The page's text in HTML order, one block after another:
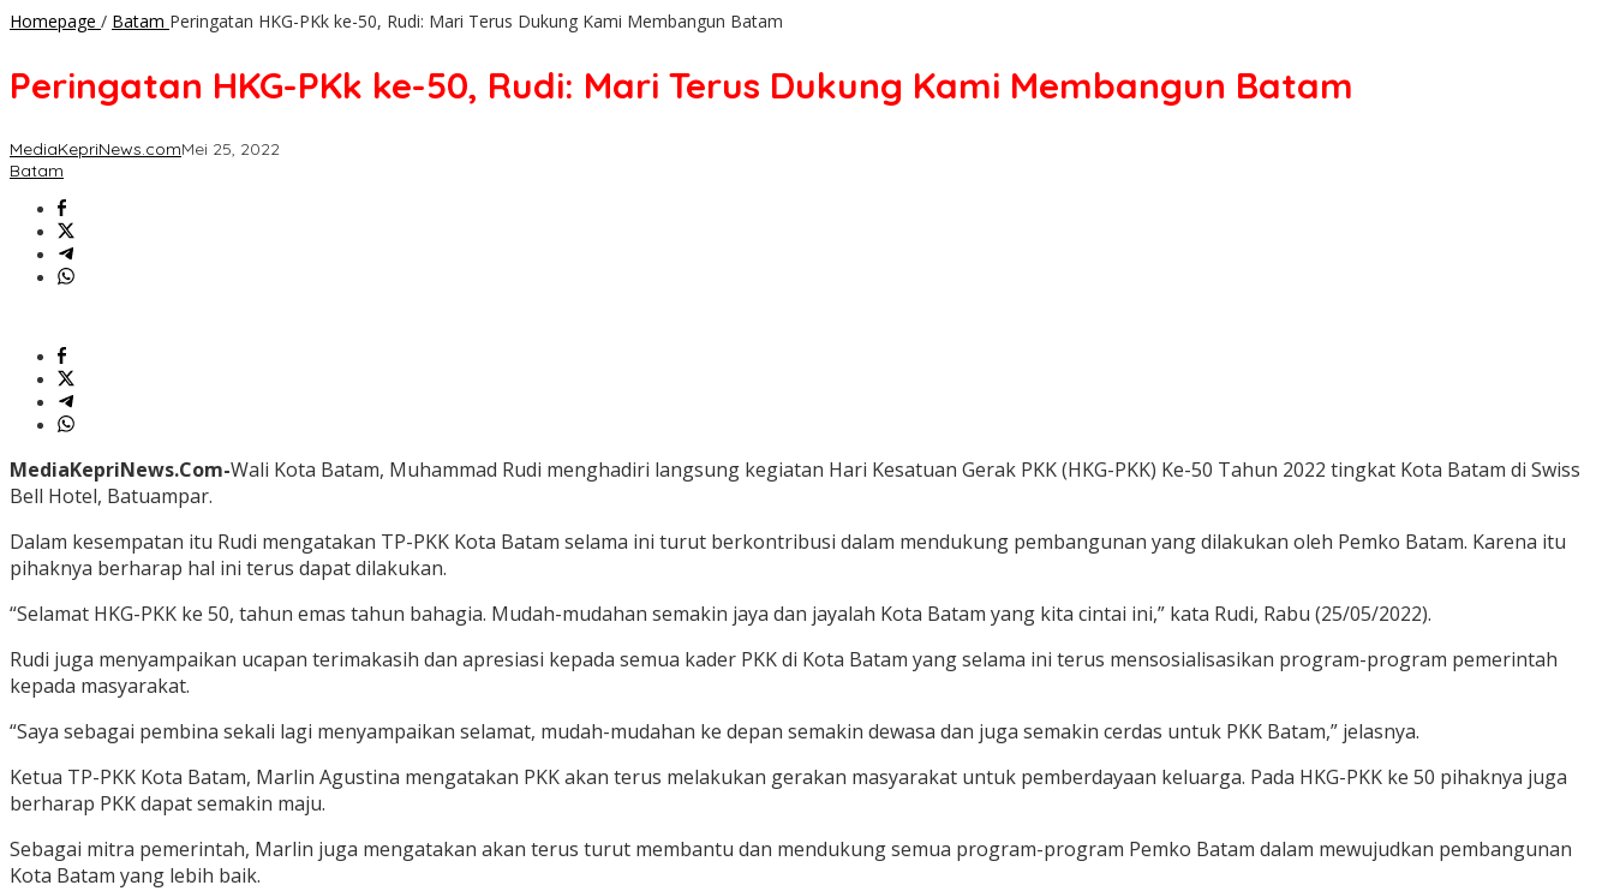
Homepage / Batam Peringatan HKG-PKk ke-50, Rudi: Mari Terus Dukung Kami Membangun Batam
Peringatan HKG-PKk ke-50, Rudi: Mari Terus Dukung Kami Membangun Batam
MediaKepriNews.comMei 25, 2022
Batam
MediaKepriNews.Com-Wali Kota Batam, Muhammad Rudi menghadiri langsung kegiatan Hari Kesatuan Gerak PKK (HKG-PKK) Ke-50 Tahun 2022 tingkat Kota Batam di Swiss
Bell Hotel, Batuampar.
Dalam kesempatan itu Rudi mengatakan TP-PKK Kota Batam selama ini turut berkontribusi dalam mendukung pembangunan yang dilakukan oleh Pemko Batam. Karena itu
pihaknya berharap hal ini terus dapat dilakukan.
“Selamat HKG-PKK ke 50, tahun emas tahun bahagia. Mudah-mudahan semakin jaya dan jayalah Kota Batam yang kita cintai ini,” kata Rudi, Rabu (25/05/2022).
Rudi juga menyampaikan ucapan terimakasih dan apresiasi kepada semua kader PKK di Kota Batam yang selama ini terus mensosialisasikan program-program pemerintah
kepada masyarakat.
“Saya sebagai pembina sekali lagi menyampaikan selamat, mudah-mudahan ke depan semakin dewasa dan juga semakin cerdas untuk PKK Batam,” jelasnya.
Ketua TP-PKK Kota Batam, Marlin Agustina mengatakan PKK akan terus melakukan gerakan masyarakat untuk pemberdayaan keluarga. Pada HKG-PKK ke 50 pihaknya juga
berharap PKK dapat semakin maju.
Sebagai mitra pemerintah, Marlin juga mengatakan akan terus turut membantu dan mendukung semua program-program Pemko Batam dalam mewujudkan pembangunan
Kota Batam yang lebih baik.